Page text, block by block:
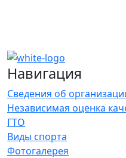
Навигация
Сведения об
Независимая оценка
ГТО
Виды спорта
Фотогалерея